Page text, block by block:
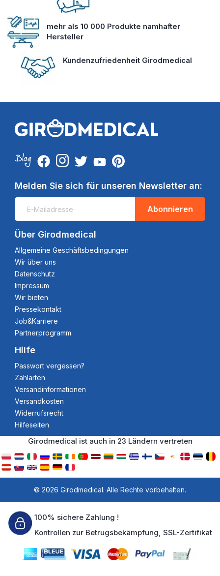
mehr als 10 000 Produkte namhafter
Hersteller
Kundenzufriedenheit Girodmedical
Melden Sie sich für unseren Newsletter an:
Abonnieren
Über Girodmedical
Allgemeine Geschäftsbedingungen
Wir über uns
Datenschutz
Impressum
Wir bieten
Pressekontakt
Job&Karriere
Partnerprogramm
Hilfe
Passwort vergessen?
Zahlarten
Versandinformationen
Versandkosten
Widerrufsrecht
Hilfeseiten
Girodmedical ist auch in 23 Ländern vertreten
© 2026 Girodmedical. Alle Rechte vorbehalten.
100% sichere Zahlung !
Kontrollen zur Betrugsbekämpfung, SSL-Zertifikat